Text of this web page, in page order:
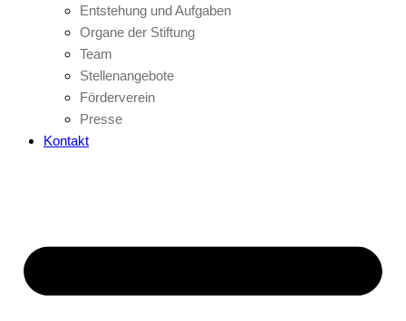
Entstehung und Aufgaben
Organe der Stiftung
Team
Stellenangebote
Förderverein
Presse
Kontakt